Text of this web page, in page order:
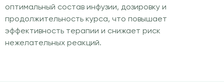
оптимальный состав инфузии, дозировку и
продолжительность курса, что повышает
эффективность терапии и снижает риск
нежелательных реакций.